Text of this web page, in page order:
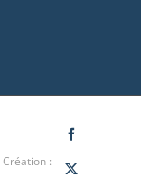
Création :
Facebook
X